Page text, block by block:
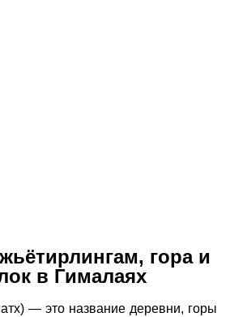
гора и
в Гималаях
— это название деревни, горы